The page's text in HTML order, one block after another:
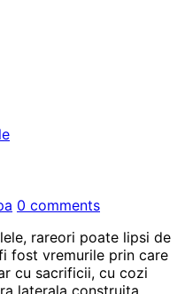
0 comments
rareori poate lipsi de
fost vremurile prin care
cu sacrificii, cu cozi